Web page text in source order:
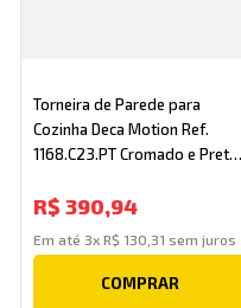
Torneira de Parede para
Cozinha Deca Motion Ref.
1168.C23.PT Cromado e Preto
R$ 390,94
Em até 3xR$ 130 31 sem juros
COMPRAR